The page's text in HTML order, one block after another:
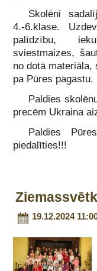
Skolēni
4.-6.klase.
palīdzību,
sviestmaizes,
no dotā
pa Pūres pagastu.
Paldies
precēm Ukraina
Paldies
piedalīties!!!
19.12.2024